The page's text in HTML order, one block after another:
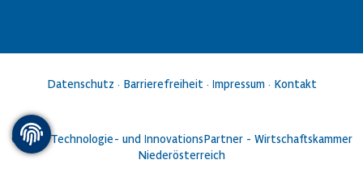
Datenschutz · Barrierefreiheit · Impressum· Kontakt
©2026 Technologie- und InnovationsPartner - Wirtschaftskammer
Niederösterreich